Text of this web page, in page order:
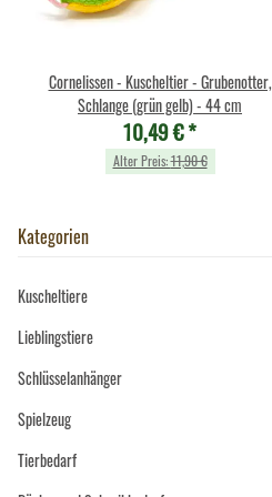
Cornelissen - Kuscheltier - Grubenotter,
Schlange (grün gelb) - 44 cm
10,49 €*
Alter Preis:11,90 €
Kategorien
Kuscheltiere
Lieblingstiere
Schlüsselanhänger
Spielzeug
Tierbedarf